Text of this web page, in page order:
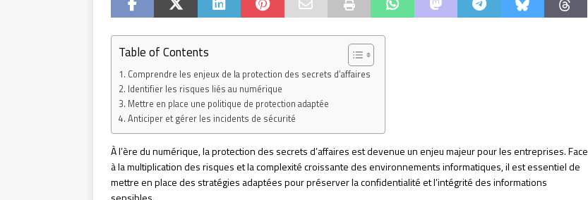
Table of Contents
Comprendre les enjeux de la protection des secrets d’affaires
Identifier les risques liés au numérique
Mettre en place une politique de protection adaptée
Anticiper et gérer les incidents de sécurité
À l’ère du numérique, la protection des secrets d’affaires est devenue un enjeu majeur pour les entreprises. Face
à la multiplication des risques et la complexité croissante des environnements informatiques, il est essentiel de
mettre en place des stratégies adaptées pour préserver la confidentialité et l’intégrité des informations